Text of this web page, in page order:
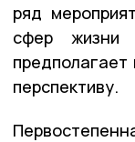
ряд
сфер жизни
перспективу.